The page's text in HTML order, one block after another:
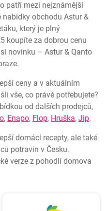
patří mezi nejznámější
nabídky obchodu Astur &
který je plný
koupíte za dobrou cenu
novinku – Astur & Qanto
ceny a v aktuálním
vše, co právě potřebujete?
od dalších prodejců,
, Enapo, Flop, Hruška, Jip.
domácí recepty, ale také
potravin v Česku.
verze z pohodlí domova